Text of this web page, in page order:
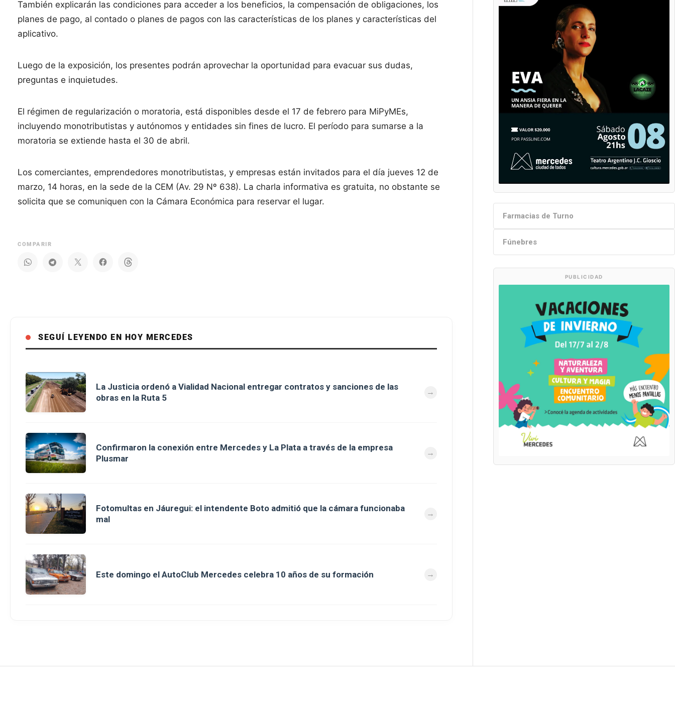
También explicarán las condiciones para acceder a los beneficios, la compensación de obligaciones, los
planes de pago, al contado o planes de pagos con las características de los planes y características del
aplicativo.
Luego de la exposición, los presentes podrán aprovechar la oportunidad para evacuar sus dudas,
preguntas e inquietudes.
El régimen de regularización o moratoria, está disponibles desde el 17 de febrero para MiPyMEs,
incluyendo monotributistas y autónomos y entidades sin fines de lucro. El período para sumarse a la
moratoria se extiende hasta el 30 de abril.
Los comerciantes, emprendedores monotributistas, y empresas están invitados para el día jueves 12 de
marzo, 14 horas, en la sede de la CEM (Av. 29 Nº 638). La charla informativa es gratuita, no obstante se
solicita que se comuniquen con la Cámara Económica para reservar el lugar.
COMPARIR
SEGUÍ LEYENDO EN HOY MERCEDES
La Justicia ordenó a Vialidad Nacional entregar contratos y sanciones de las
obras en la Ruta 5
Confirmaron la conexión entre Mercedes y La Plata a través de la empresa
Plusmar
Fotomultas en Jáuregui: el intendente Boto admitió que la cámara funcionaba
mal
Este domingo el AutoClub Mercedes celebra 10 años de su formación
Farmacias de Turno
Fúnebres
PUBLICIDAD